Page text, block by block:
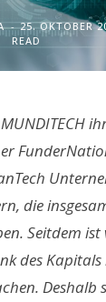
25. OKTOBER
READ
die
Seitdem ist
des
Deshalb